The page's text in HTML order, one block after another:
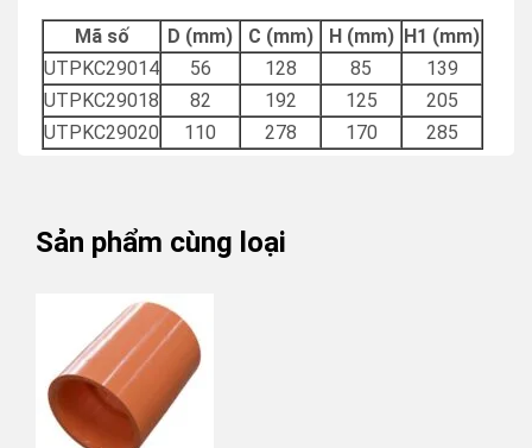
Mã số D (mm) C (mm) H (mm) H1 (mm)
UTPKC29014
56 128 85
139
UTPKC29018
82 192 125
205
UTPKC29020
110 278 170 285
Sản phẩm cùng loại